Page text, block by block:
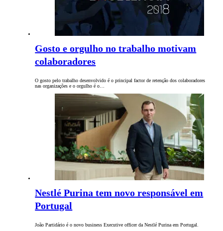
Gosto e orgulho no trabalho motivam
colaboradores
O gosto pelo trabalho desenvolvido é o principal factor de retenção dos colaboradores
nas organizações e o orgulho é o…
Nestlé Purina tem novo responsável em
Portugal
João Partidário é o novo business Executive officer da Nestlé Purina em Portugal.